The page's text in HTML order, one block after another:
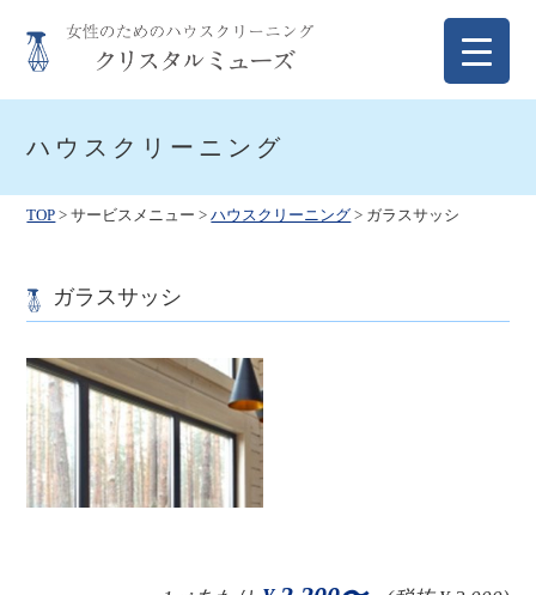
content
ハウスクリーニング
TOP >サービスメニュー >ハウスクリーニング > ガラスサッシ
ガラスサッシ